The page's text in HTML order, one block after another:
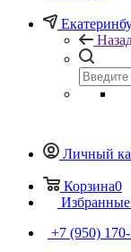
Личный
Корзина0
+7 (950)